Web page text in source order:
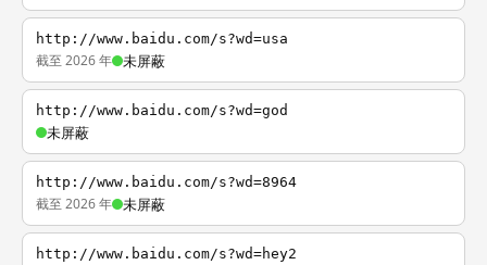
http://www.baidu.com/s?wd=usa
截至 2026 年 未屏蔽
http://www.baidu.com/s?wd=god
未屏蔽
http://www.baidu.com/s?wd=8964
截至 2026 年 未屏蔽
http://www.baidu.com/s?wd=hey2